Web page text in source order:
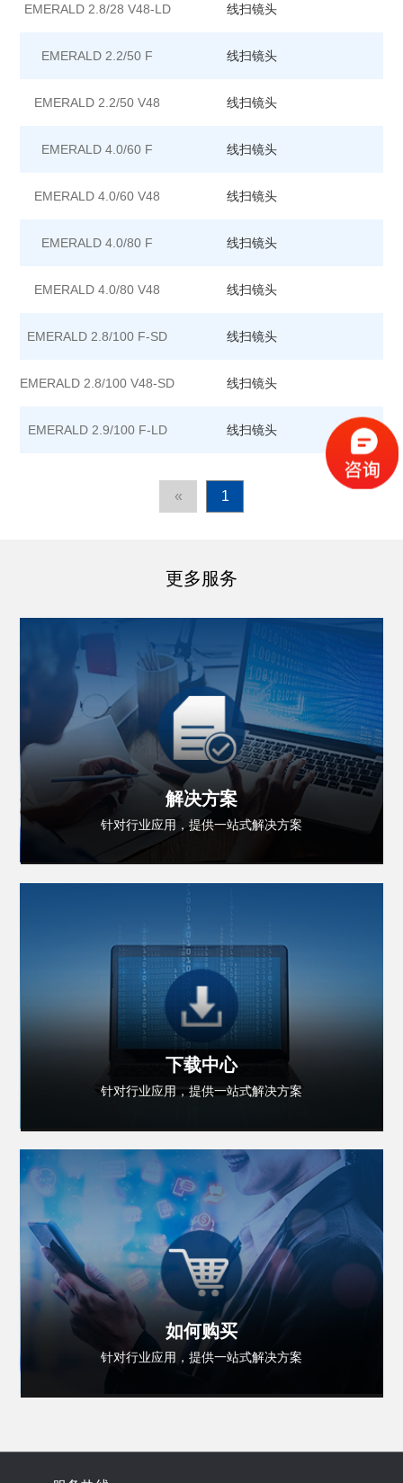
EMERALD 2.8/28 V48-LD 线扫镜头
EMERALD 2.2/50 F 线扫镜头
EMERALD 2.2/50 V48 线扫镜头
EMERALD 4.0/60 F 线扫镜头
EMERALD 4.0/60 V48 线扫镜头
EMERALD 4.0/80 F 线扫镜头
EMERALD 4.0/80 V48 线扫镜头
EMERALD 2.8/100 F-SD 线扫镜头
EMERALD 2.8/100 V48-SD 线扫镜头
EMERALD 2.9/100 F-LD 线扫镜头
« 1
更多服务
解决方案
针对行业应用，提供一站式解决方案
下载中心
针对行业应用，提供一站式解决方案
如何购买
针对行业应用，提供一站式解决方案